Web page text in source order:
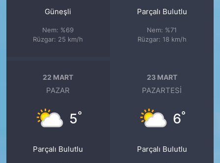
Güneşli
Nem: %69
Rüzgar: 25 km/h
Parçalı Bulutlu
Nem: %71
Rüzgar: 18 km/h
22 MART
PAZAR
5°
Parçalı Bulutlu
23 MART
PAZARTESI
6°
Parçalı Bulutlu